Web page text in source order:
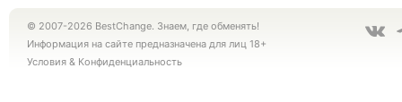
© 2007-2026 BestChange. Знаем, где обменять!
Информация на сайте предназначена для лиц 18+
Условия & Конфиденциальность